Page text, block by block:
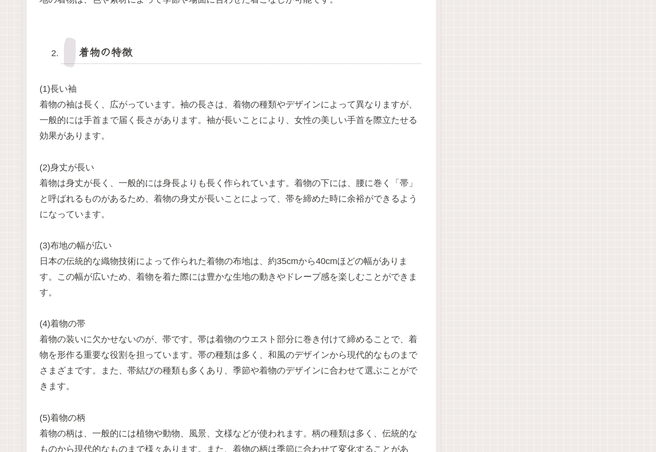
着物の特徴
(1)長い袖
着物の袖は長く、広がっています。袖の長さは、着物の種類やデザインによって異なりますが、
一般的には手首まで届く長さがあります。袖が長いことにより、女性の美しい手首を際立たせる
効果があります。
(2)身丈が長い
着物は身丈が長く、一般的には身長よりも長く作られています。着物の下には、腰に巻く「帯」
と呼ばれるものがあるため、着物の身丈が長いことによって、帯を締めた時に余裕ができるよう
になっています。
(3)布地の幅が広い
日本の伝統的な織物技術によって作られた着物の布地は、約35cmから40cmほどの幅がありま
す。この幅が広いため、着物を着た際には豊かな生地の動きやドレープ感を楽しむことができま
す。
(4)着物の帯
着物の装いに欠かせないのが、帯です。帯は着物のウエスト部分に巻き付けて締めることで、着
物を形作る重要な役割を担っています。帯の種類は多く、和風のデザインから現代的なものまで
さまざまです。また、帯結びの種類も多くあり、季節や着物のデザインに合わせて選ぶことがで
きます。
(5)着物の柄
着物の柄は、一般的には植物や動物、風景、文様などが使われます。柄の種類は多く、伝統的な
ものから現代的なものまで様々あります。また、着物の柄は季節に合わせて変化することがあ